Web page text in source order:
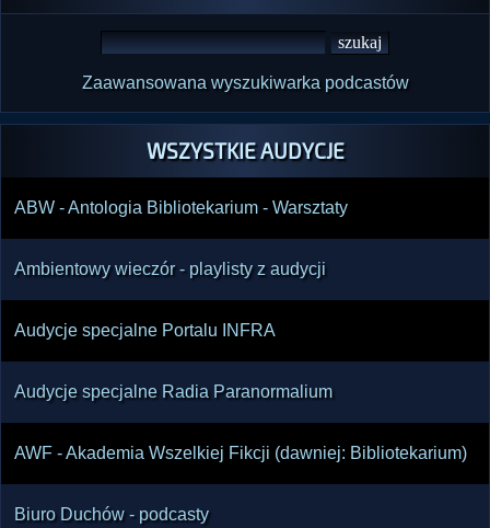
Zaawansowana wyszukiwarka podcastów
WSZYSTKIE AUDYCJE
ABW - Antologia Bibliotekarium - Warsztaty
Ambientowy wieczór - playlisty z audycji
Audycje specjalne Portalu INFRA
Audycje specjalne Radia Paranormalium
AWF - Akademia Wszelkiej Fikcji (dawniej: Bibliotekarium)
Biuro Duchów - podcasty